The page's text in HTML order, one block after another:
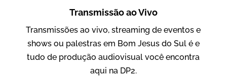
Vídeos para Treinamentos
Transmissão ao Vivo
Transmissões ao vivo, streaming de eventos e
shows ou palestras em Bom Jesus do Sul é e
tudo de produção audiovisual você encontra
aqui na DP2.